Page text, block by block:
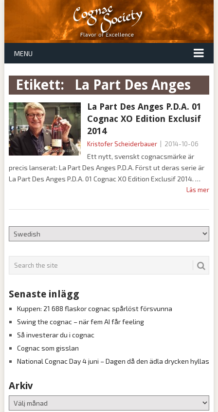
MENU
Etikett: La Part Des Anges
La Part Des Anges P.D.A. 01
Cognac XO Edition Exclusif
2014
Kristofer Scheiderbauer 2014-10-06
Ett nytt, svenskt cognacsmärke är
precis lanserat: La Part Des Anges P.D.A. Först ut deras serie är
La Part Des Anges P.D.A. 01 Cognac XO Edition Exclusif 2014.
Läs mer
Senaste inlägg
Kuppen: 21 688 flaskor cognac spårlöst försvunna
Swing the cognac – när fem AI får feeling
Så investerar du i cognac
Cognac som gisslan
National Cognac Day 4 juni – Dagen då den ädla drycken hyllas
Arkiv
Arkiv